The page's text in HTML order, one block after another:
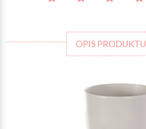
OPIS PRODUKTU